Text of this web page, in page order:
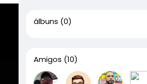
álbuns (0)
Amigos (10)